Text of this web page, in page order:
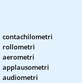
contachilometri
rollometri
aerometri
applausometri
audiometri